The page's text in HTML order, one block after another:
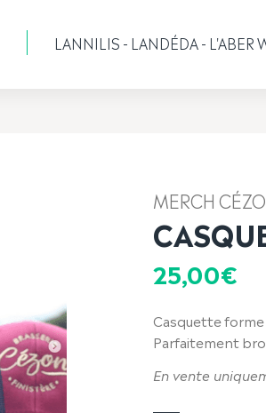
LANNILIS - LANDÉDA - L'ABER
MERCH
25,00€
Casquette forme
Parfaitement
En vente